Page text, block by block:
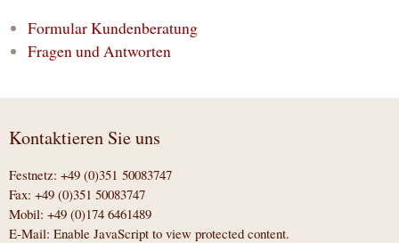
Formular Kundenberatung
Fragen und Antworten
Kontaktieren Sie uns
Festnetz: +49 (0)351 50083747
Fax: +49 (0)351 50083747
Mobil: +49 (0)174 6461489
E-Mail: Enable JavaScript to view protected content.